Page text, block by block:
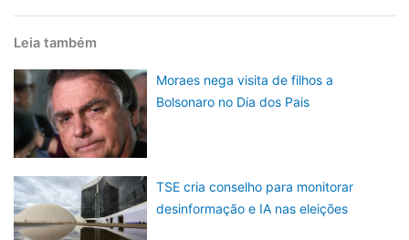
Leia também
Moraes nega visita de filhos a
Bolsonaro no Dia dos Pais
TSE cria conselho para monitorar
desinformação e IA nas eleições